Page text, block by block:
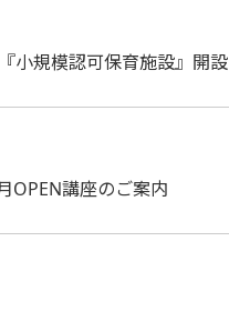
小規模認可保育施設』開設
OPEN講座のご案内